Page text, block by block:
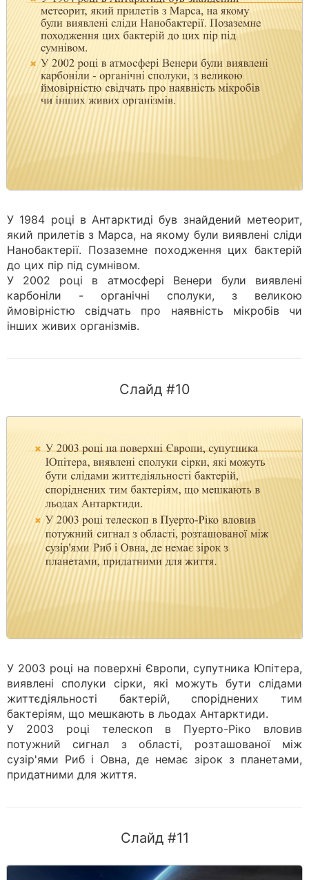
У 1984 році в Антарктиді був знайдений метеорит,
який прилетів з Марса, на якому були виявлені сліди
Нанобактерії. Позаземне походження цих бактерій
до цих пір під сумнівом.
У 2002 році в атмосфері Венери були виявлені
карбоніли - органічні сполуки, з великою
ймовірністю свідчать про наявність мікробів чи
інших живих організмів.
Слайд #10
У 2003 році на поверхні Європи, супутника Юпітера,
виявлені сполуки сірки, які можуть бути слідами
життєдіяльності бактерій, споріднених тим
бактеріям, що мешкають в льодах Антарктиди.
У 2003 році телескоп в Пуерто-Ріко вловив
потужний сигнал з області, розташованої між
сузір'ями Риб і Овна, де немає зірок з планетами,
придатними для життя.
Слайд #11